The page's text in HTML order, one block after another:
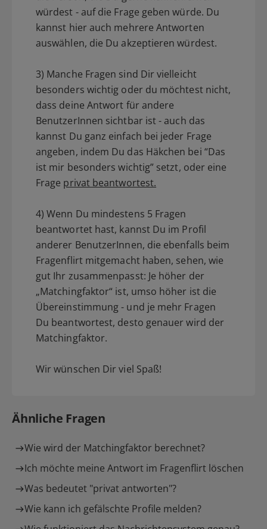
würdest - auf die Frage geben würde. Du
kannst hier auch mehrere Antworten
auswählen, die Du akzeptieren würdest.
3) Manche Fragen sind Dir vielleicht
besonders wichtig oder du möchtest nicht,
dass deine Antwort für andere
BenutzerInnen sichtbar ist - auch das
kannst Du ganz einfach bei jeder Frage
angeben, indem Du das Häkchen bei “Das
ist mir besonders wichtig” setzt, oder eine
Frage privat beantwortest.
4) Wenn Du mindestens 5 Fragen
beantwortet hast, kannst Du im Profil
anderer BenutzerInnen, die ebenfalls beim
Fragenflirt mitgemacht haben, sehen, wie
gut Ihr zusammenpasst: Je höher der
„Matchingfaktor“ ist, umso höher ist die
Übereinstimmung - und je mehr Fragen
Du beantwortest, desto genauer wird der
Matchingfaktor.
Wir wünschen Dir viel Spaß!
Ähnliche Fragen
Wie wird der Matchingfaktor berechnet?
Ich möchte meine Antwort im Fragenflirt löschen
Was bedeutet "privat antworten"?
Wie kann ich gefälschte Profile melden?